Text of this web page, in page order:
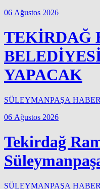
06 Ağustos 2026
TEKİRDAĞ
YAPACAK
SÜLEYMANPAŞA
06 Ağustos 2026
Tekirdağ
SÜLEYMANPAŞA